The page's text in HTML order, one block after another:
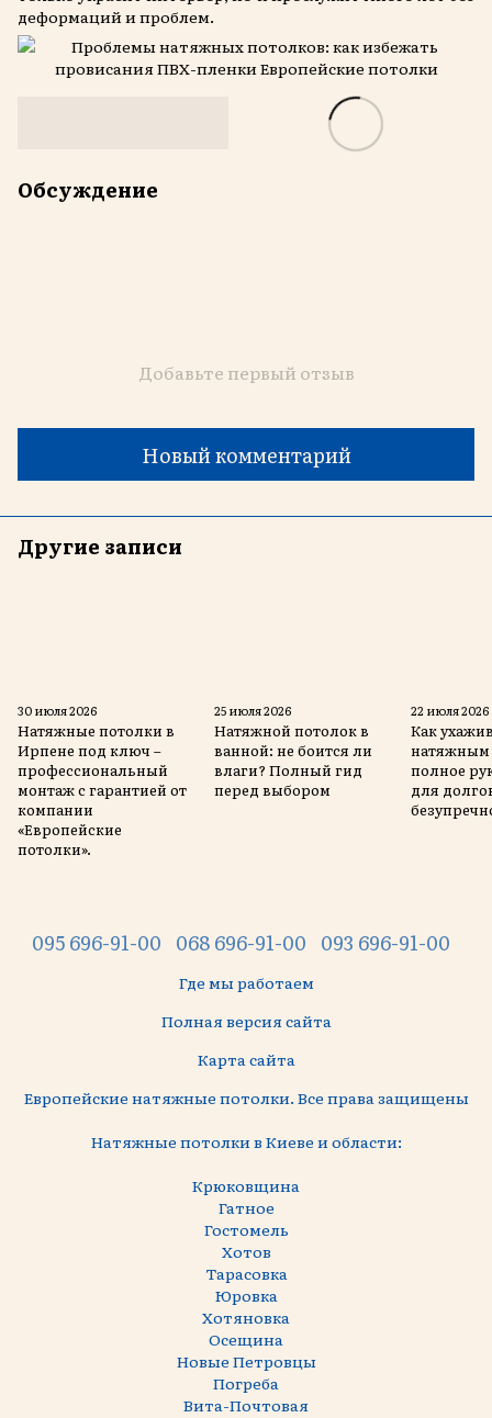
деформаций и проблем.
Обсуждение
Добавьте первый отзыв
Новый комментарий
Другие записи
30 июля 2026
Натяжные потолки в
Ирпене под ключ –
профессиональный
монтаж с гарантией от
компании
«Европейские
потолки».
25 июля 2026
Натяжной потолок в
ванной: не боится ли
влаги? Полный гид
перед выбором
22 июля 2026
Как
натяжным
полное
для
095 696-91-00 068 696-91-00 093 696-91-00
Где мы работаем
Полная версия сайта
Карта сайта
Европейские натяжные потолки. Все права защищены
Натяжные потолки в Киеве и области:
Крюковщина
Гатное
Гостомель
Хотов
Тарасовка
Юровка
Хотяновка
Осещина
Новые Петровцы
Погреба
Вита-Почтовая